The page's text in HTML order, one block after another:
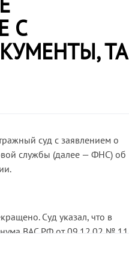
С
суд с заявлением о
службы (далее — ФНС) об
Суд указал, что в
ВАС РФ от 09.12.02 № 11
по делу № А44-985/